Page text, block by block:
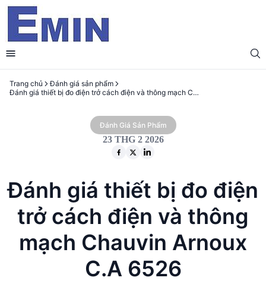
Trang chủ
Đánh giá sản phẩm
Đánh giá thiết bị đo điện trở cách điện và thông mạch Chauvin Arnoux C.A 6526
Đánh Giá Sản Phẩm
23 THG 2 2026
Đánh giá thiết bị đo điện
trở cách điện và thông
mạch Chauvin Arnoux
C.A 6526